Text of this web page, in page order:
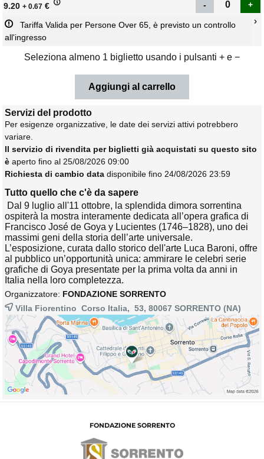
9.20 + 0.67 €
all'ingresso
Seleziona almeno 1 biglietto usando i pulsanti + e −
Servizi del prodotto
Per esigenze organizzative, le date dei servizi attivi potrebbero
variare.
Il servizio di rivendita per biglietti già acquistati su questo sito
è aperto fino al 25/08/2026 09:00
Richiesta di cambio data disponibile fino 24/08/2026 23:59
Tutto quello che c'è da sapere
Dal 9 luglio all'11 ottobre, la splendida dimora sorrentina
ospiterà la mostra interamente dedicata all’opera grafica di
Francisco José de Goya y Lucientes (1746–1828), uno dei
massimi geni della storia dell’arte universale.
L’esposizione, curata dallo storico dell'arte Luca Baroni, offre
al pubblico un’opportunità unica: ammirare le celebri serie
grafiche di Goya presentate per la prima volta da anni in
Italia nella loro completezza.
Organizzatore: FONDAZIONE SORRENTO
Villa Fiorentino Corso Italia, 53, 80067 SORRENTO (NA)
FONDAZIONE SORRENTO